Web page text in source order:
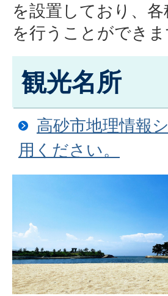
を設置しており、各
を行うことができま
観光名所
高砂市地理情報
用ください。